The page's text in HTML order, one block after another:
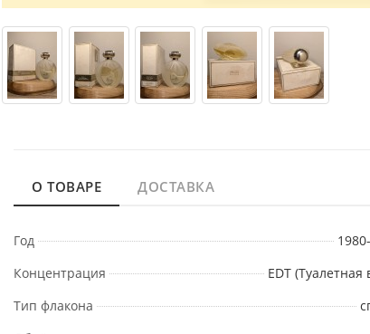
О ТОВАРЕ ДОСТАВКА
Год
Концентрация
EDT (Туалетная
Тип флакона